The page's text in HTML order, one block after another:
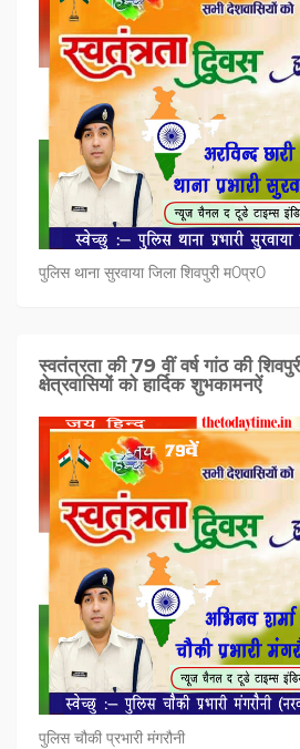
पुलिस थाना सुरवाया जिला शिवपुरी म0प्र0
स्वतंत्रता की 79 वीं वर्ष गांठ की
क्षेत्रवासियों को हार्दिक शुभकामनऐं
पुलिस चौकी प्रभारी मंगरौनी